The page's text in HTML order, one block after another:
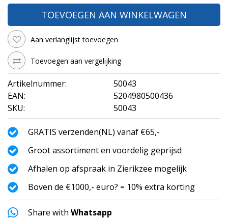
TOEVOEGEN AAN WINKELWAGEN
Aan verlanglijst toevoegen
Toevoegen aan vergelijking
Artikelnummer:
50043
EAN:
5204980500436
SKU:
50043
GRATIS verzenden(NL) vanaf €65,-
Groot assortiment en voordelig geprijsd
Afhalen op afspraak in Zierikzee mogelijk
Boven de €1000,- euro? = 10% extra korting
Share with Whatsapp